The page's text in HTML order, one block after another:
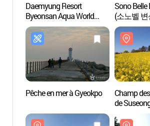
Daemyung Resort
Byeonsan Aqua World
(대명리조트 변산
아쿠아월드)
Sono
(소노벨
대명리조
Pêche en mer à Gyeokpo
Champ
de
(수성당